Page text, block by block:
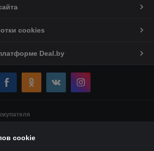
cookies
Deal.by
Виктор Леонидович
cookie